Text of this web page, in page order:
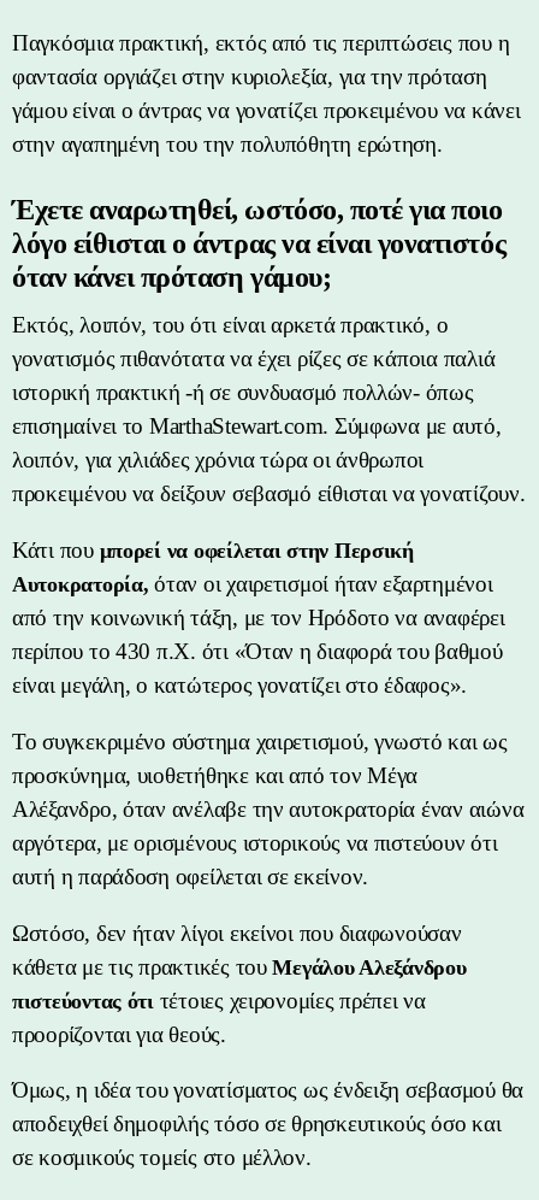
Παγκόσμια πρακτική, εκτός από τις περιπτώσεις που η
φαντασία οργιάζει στην κυριολεξία, για την πρόταση
γάμου είναι ο άντρας να γονατίζει προκειμένου να κάνει
στην αγαπημένη του την πολυπόθητη ερώτηση.
Έχετε αναρωτηθεί, ωστόσο, ποτέ για ποιο
λόγο είθισται ο άντρας να είναι γονατιστός
όταν κάνει πρόταση γάμου;
Εκτός, λοιπόν, του ότι είναι αρκετά πρακτικό, ο
γονατισμός πιθανότατα να έχει ρίζες σε κάποια παλιά
ιστορική πρακτική -ή σε συνδυασμό πολλών- όπως
επισημαίνει το MarthaStewart.com. Σύμφωνα με αυτό,
λοιπόν, για χιλιάδες χρόνια τώρα οι άνθρωποι
προκειμένου να δείξουν σεβασμό είθισται να γονατίζουν.
Κάτι πουμπορεί να οφείλεται στην Περσική
Αυτοκρατορία,όταν οι χαιρετισμοί ήταν εξαρτημένοι
από την κοινωνική τάξη, με τον Ηρόδοτο να αναφέρει
περίπου το 430 π.Χ. ότι «Όταν η διαφορά του βαθμού
είναι μεγάλη, ο κατώτερος γονατίζει στο έδαφος».
Το συγκεκριμένο σύστημα χαιρετισμού, γνωστό και ως
προσκύνημα, υιοθετήθηκε και από τον Μέγα
Αλέξανδρο, όταν ανέλαβε την αυτοκρατορία έναν αιώνα
αργότερα, με ορισμένους ιστορικούς να πιστεύουν ότι
αυτή η παράδοση οφείλεται σε εκείνον.
Ωστόσο, δεν ήταν λίγοι εκείνοι που διαφωνούσαν
κάθετα με τις πρακτικές τουΜεγάλου Αλεξάνδρου
πιστεύοντας ότι τέτοιες χειρονομίες πρέπει να
προορίζονται για θεούς.
Όμως, η ιδέα του γονατίσματος ως ένδειξη σεβασμού θα
αποδειχθεί δημοφιλής τόσο σε θρησκευτικούς όσο και
σε κοσμικούς τομείς στο μέλλον.